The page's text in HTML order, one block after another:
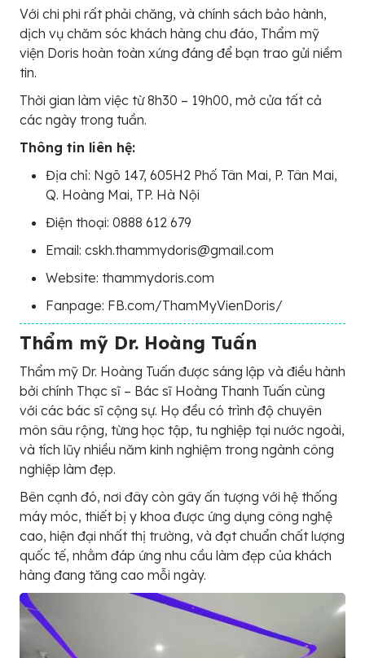
Với chi phi rất phải chăng, và chính sách bảo hành,
dịch vụ chăm sóc khách hàng chu đáo, Thẩm mỹ
viện Doris hoàn toàn xứng đáng để bạn trao gửi niềm
tin.
Thời gian làm việc từ 8h30 – 19h00, mở cửa tất cả
các ngày trong tuần.
Thông tin liên hệ:
Địa chỉ: Ngõ 147, 605H2 Phố Tân Mai, P. Tân Mai,
Q. Hoàng Mai, TP. Hà Nội
Điện thoại: 0888 612 679
Email: cskh.thammydoris@gmail.com
Website: thammydoris.com
Fanpage: FB.com/ThamMyVienDoris/
Thẩm mỹ Dr. Hoàng Tuấn
Thẩm mỹ Dr. Hoàng Tuấn được sáng lập và điều hành
bởi chính Thạc sĩ – Bác sĩ Hoàng Thanh Tuấn cùng
với các bác sĩ cộng sự. Họ đều có trình độ chuyên
môn sâu rộng, từng học tập, tu nghiệp tại nước ngoài,
và tích lũy nhiều năm kinh nghiệm trong ngành công
nghiệp làm đẹp.
Bên cạnh đó, nơi đây còn gây ấn tượng với hệ thống
máy móc, thiết bị y khoa được ứng dụng công nghệ
cao, hiện đại nhất thị trường, và đạt chuẩn chất lượng
quốc tế, nhằm đáp ứng nhu cầu làm đẹp của khách
hàng đang tăng cao mỗi ngày.